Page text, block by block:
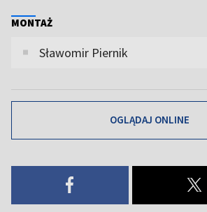
MONTAŻ
Sławomir Piernik
OGLĄDAJ ONLINE